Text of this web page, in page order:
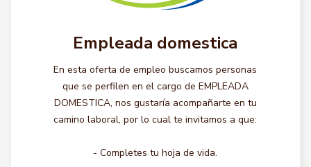
Empleada domestica
En esta oferta de empleo buscamos personas
que se perfilen en el cargo de EMPLEADA
DOMESTICA, nos gustaría acompañarte en tu
camino laboral, por lo cual te invitamos a que:
- Completes tu hoja de vida.